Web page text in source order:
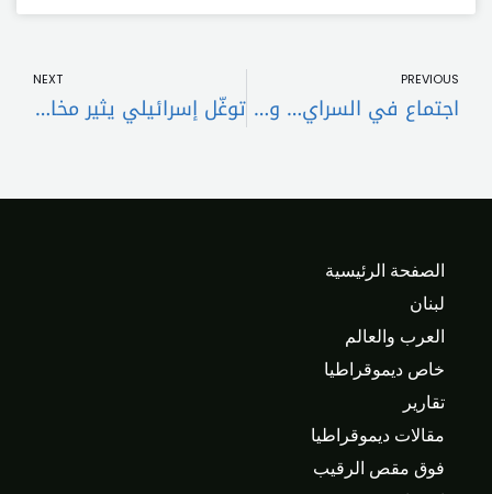
PREVIOUS
اجتماع في السراي… وميقاتي: للضّغط على إسرائيل!
NEXT
توغّل إسرائيلي يثير مخاوف لبنانية من تجدّد الحرب
الصفحة الرئيسية
لبنان
العرب والعالم
خاص ديموقراطيا
تقارير
مقالات ديموقراطيا
فوق مقص الرقيب